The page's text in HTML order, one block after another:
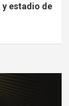
y estadio de